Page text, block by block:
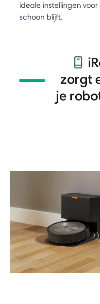
ideale instellingen
schoon blijft.
zorgt
je